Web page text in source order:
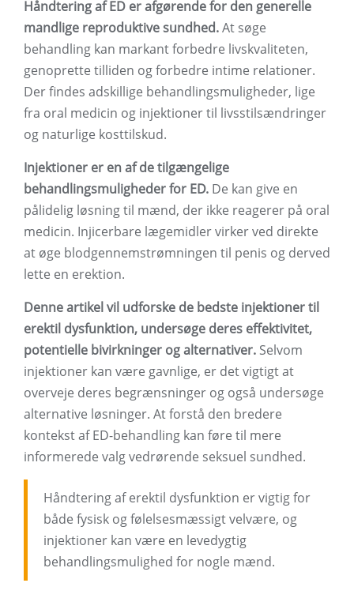
Håndtering af ED er afgørende for den generelle
mandlige reproduktive sundhed.At søge
behandling kan markant forbedre livskvaliteten,
genoprette tilliden og forbedre intime relationer.
Der findes adskillige behandlingsmuligheder, lige
fra oral medicin og injektioner til livsstilsændringer
og naturlige kosttilskud.
Injektioner er en af ​​de tilgængelige
behandlingsmuligheder for ED. De kan give en
pålidelig løsning til mænd, der ikke reagerer på oral
medicin. Injicerbare lægemidler virker ved direkte
at øge blodgennemstrømningen til penis og derved
lette en erektion.
Denne artikel vil udforske de bedste injektioner til
erektil dysfunktion, undersøge deres effektivitet,
potentielle bivirkninger og alternativer. Selvom
injektioner kan være gavnlige, er det vigtigt at
overveje deres begrænsninger og også undersøge
alternative løsninger. At forstå den bredere
kontekst af ED-behandling kan føre til mere
informerede valg vedrørende seksuel sundhed.
Håndtering af erektil dysfunktion er vigtig for
både fysisk og følelsesmæssigt velvære, og
injektioner kan være en levedygtig
behandlingsmulighed for nogle mænd.